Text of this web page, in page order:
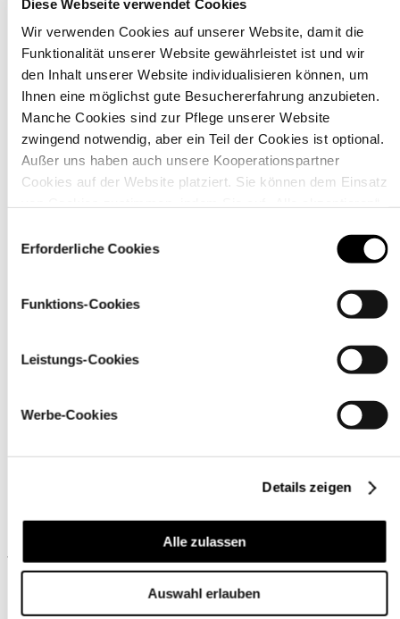
Diese Webseite verwendet Cookies
Wir verwenden Cookies auf unserer Website, damit die
Funktionalität unserer Website gewährleistet ist und wir
den Inhalt unserer Website individualisieren können, um
Ihnen eine möglichst gute Besuchererfahrung anzubieten.
Manche Cookies sind zur Pflege unserer Website
zwingend notwendig, aber ein Teil der Cookies ist optional.
Außer uns haben auch unsere Kooperationspartner
Cookies auf der Website platziert. Sie können dem Einsatz
über den Link „Cookie-Einstellungen
Erforderliche Cookies
Funktions-Cookies
Leistungs-Cookies
Werbe-Cookies
Details zeigen
Alle zulassen
Auswahl erlauben
Material
Pflegehinweise
Ähnliche Produkte